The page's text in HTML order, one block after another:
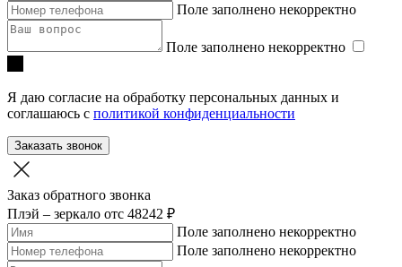
Поле заполнено некорректно
Поле заполнено некорректно
Я даю согласие на обработку персональных данных и
соглашаюсь с политикой конфиденциальности
Заказать звонок
Заказ обратного звонка
Плэй – зеркало отc 48242 ₽
Поле заполнено некорректно
Поле заполнено некорректно